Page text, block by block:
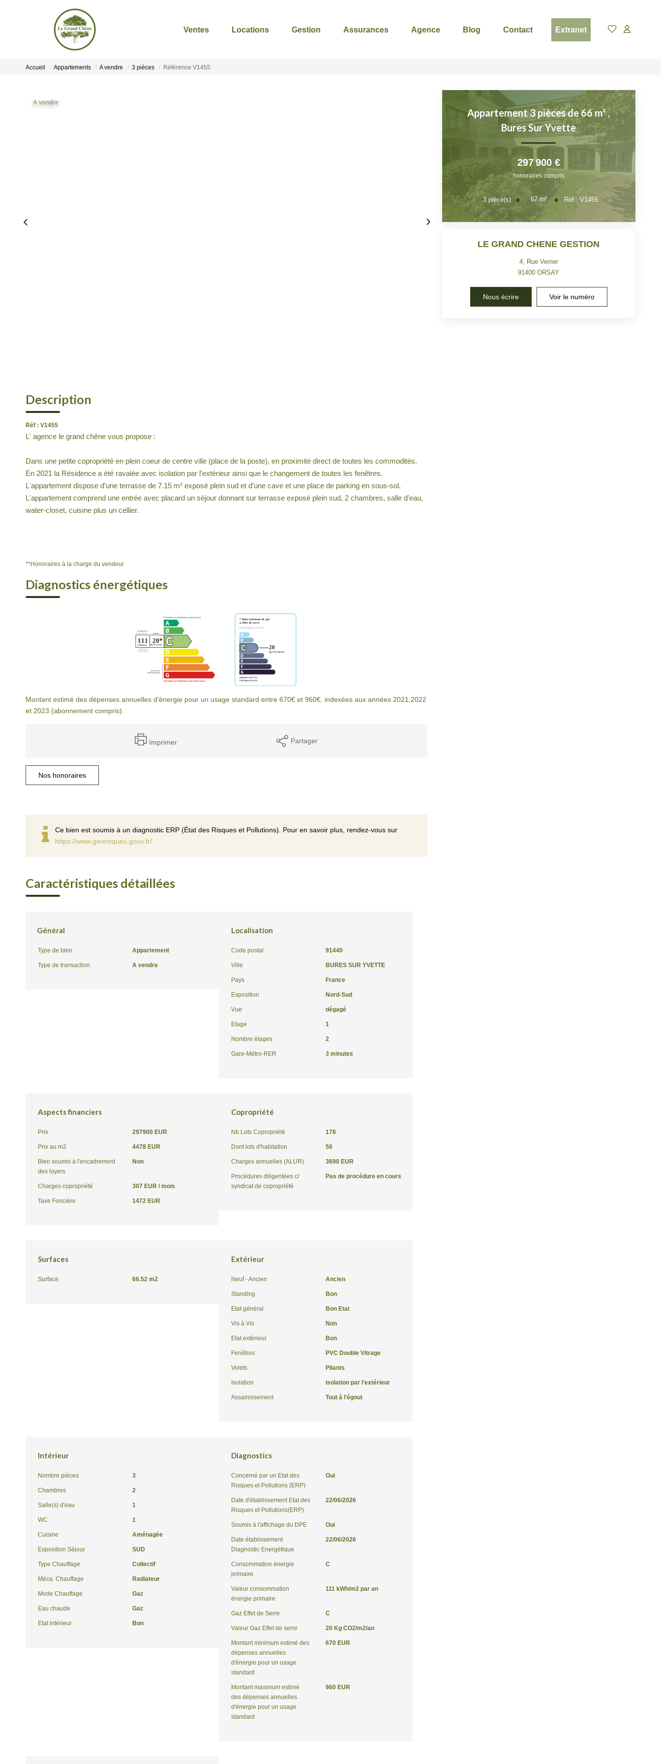
Ventes Locations Gestion Assurances Agence Blog Contact Extranet
Accueil Appartements A vendre 3 pièces Référence V1455
A vendre
Description
Réf : V1455
L' agence le grand chêne vous propose :
Dans une petite copropriété en plein coeur de centre ville (place de la poste), en proximité direct de toutes les commodités.
En 2021 la Résidence a été ravalée avec isolation par l'extérieur ainsi que le changement de toutes les fenêtres.
L'appartement dispose d'une terrasse de 7.15 m² exposé plein sud et d'une cave et une place de parking en sous-sol.
L'appartement comprend une entrée avec placard un séjour donnant sur terrasse exposé plein sud, 2 chambres, salle d'eau,
water-closet, cuisine plus un cellier.
**Honoraires à la charge du vendeur
Diagnostics énergétiques
Montant estimé des dépenses annuelles d'énergie pour un usage standard entre 670€ et 960€. indexées aux années 2021,2022
et 2023 (abonnement compris).
Imprimer Partager
Nos honoraires
Ce bien est soumis à un diagnostic ERP (État des Risques et Pollutions). Pour en savoir plus, rendez-vous sur
https://www.georisques.gouv.fr/
Caractéristiques détaillées
Général
Type de bien Appartement
Type de transaction A vendre
Localisation
Code postal 91440
Ville BURES SUR YVETTE
Pays France
Exposition Nord-Sud
Vue dégagé
Etage 1
Nombre étages 2
Gare-Métro-RER 3 minutes
Aspects financiers
Prix 297900 EUR
Prix au m2 4478 EUR
Bien soumis à l'encadrement
des loyers
Non
Charges copropriété 307 EUR / mois
Taxe Foncière 1472 EUR
Copropriété
Nb Lots Copropriété 178
Dont lots d'habitation 56
Charges annuelles (ALUR) 3690 EUR
Procédures diligentées c/
syndicat de copropriété
Pas de procédure en cours
Surfaces
Surface 66.52 m2
Extérieur
Neuf - Ancien Ancien
Standing Bon
Etat général Bon Etat
Vis à Vis Non
Etat extérieur Bon
Fenêtres PVC Double Vitrage
Volets Pliants
Isolation isolation par l'extérieur
Assainissement Tout à l'égout
Intérieur
Nombre pièces 3
Chambres 2
Salle(s) d'eau 1
WC 1
Cuisine Aménagée
Exposition Séjour SUD
Type Chauffage Collectif
Méca. Chauffage Radiateur
Mode Chauffage Gaz
Eau chaude Gaz
Etat intérieur Bon
Diagnostics
Concerné par un Etat des
Risques et Pollutions (ERP)
Oui
Date d'établissement Etat des
Risques et Pollutions(ERP)
22/06/2026
Soumis à l'affichage du DPE Oui
Date établissement
Diagnostic Energétique
22/06/2026
Consommation énergie
primaire
C
Valeur consommation
énergie primaire
111 kWh/m2 par an
Gaz Effet de Serre C
Valeur Gaz Effet de serre 20 Kg CO2/m2/an
Montant minimum estimé des
dépenses annuelles
d'énergie pour un usage
standard
670 EUR
Montant maximum estimé
des dépenses annuelles
d'énergie pour un usage
standard
960 EUR
Appartement 3 pièces de 66 m²,
Bures Sur Yvette
297 900 €
honoraires compris
3pièce(s) 67m² Réf :V1455
LE GRAND CHENE GESTION
4, Rue Verrier
91400ORSAY
Nous écrire Voir le numéro